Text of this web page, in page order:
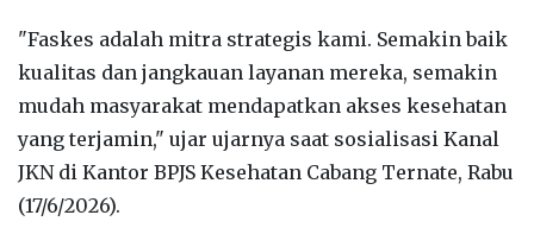
‎"Faskes adalah mitra strategis kami. Semakin baik
kualitas dan jangkauan layanan mereka, semakin
mudah masyarakat mendapatkan akses kesehatan
yang terjamin," ujar ujarnya saat sosialisasi Kanal
JKN di Kantor BPJS Kesehatan Cabang Ternate, Rabu
(17/6/2026).